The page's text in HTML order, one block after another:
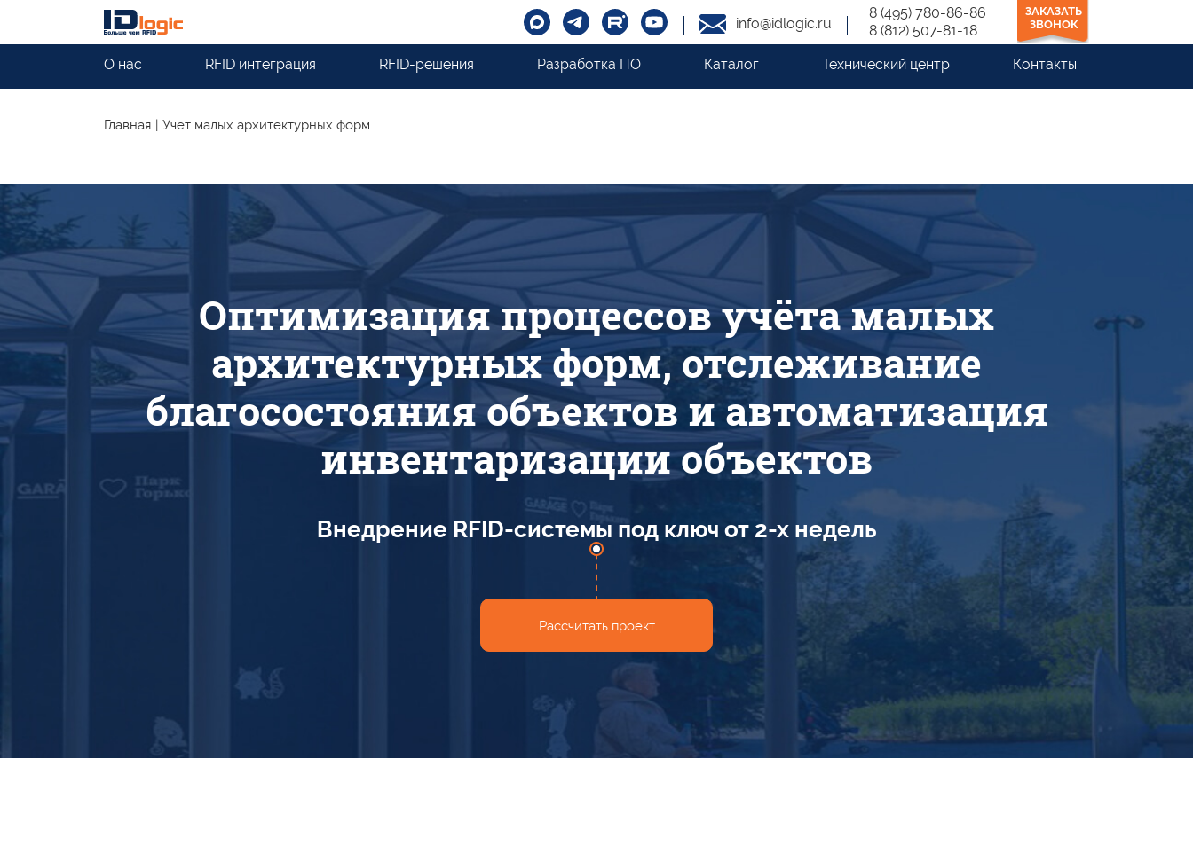
info@idlogic.ru
8 (495) 780-86-86
8 (812) 507-81-18
ЗАКАЗАТЬ
ЗВОНОК
О нас RFID интеграция RFID-решения Разработка ПО Каталог Технический центр Контакты
Главная | Учет малых архитектурных форм
Оптимизация процессов учёта малых
архитектурных форм, отслеживание
благосостояния объектов и автоматизация
инвентаризации объектов
Внедрение RFID-системы под ключ от 2-х недель
Рассчитать проект